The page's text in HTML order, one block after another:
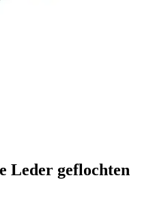
Leder geflochten